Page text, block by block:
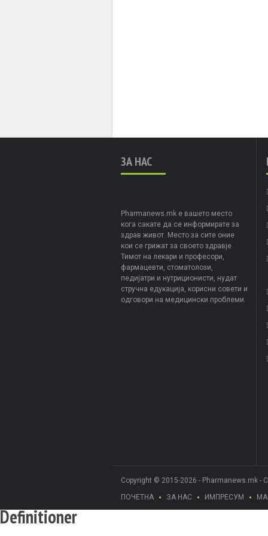
ЗА НАС
Pharmanews.mk е вашето место
кога сакате да се информирате за
здрав живот. Место за сите оние
кои се грижат за своето здравје.
Тимот на лекари и професори,
фармацевти, стоматолози,
педијатри и нутриционисти, нудат
стручна едукација, корисни совети и
одговори на медицински проблеми.
Copyright © 2015-2026 - Pharmanews.mk -
ПОЧЕТНА
ЗА НАС ИМПРЕСУМ
Definitioner